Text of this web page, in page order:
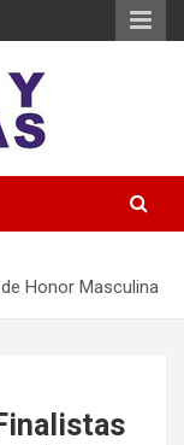
Honor Masculina